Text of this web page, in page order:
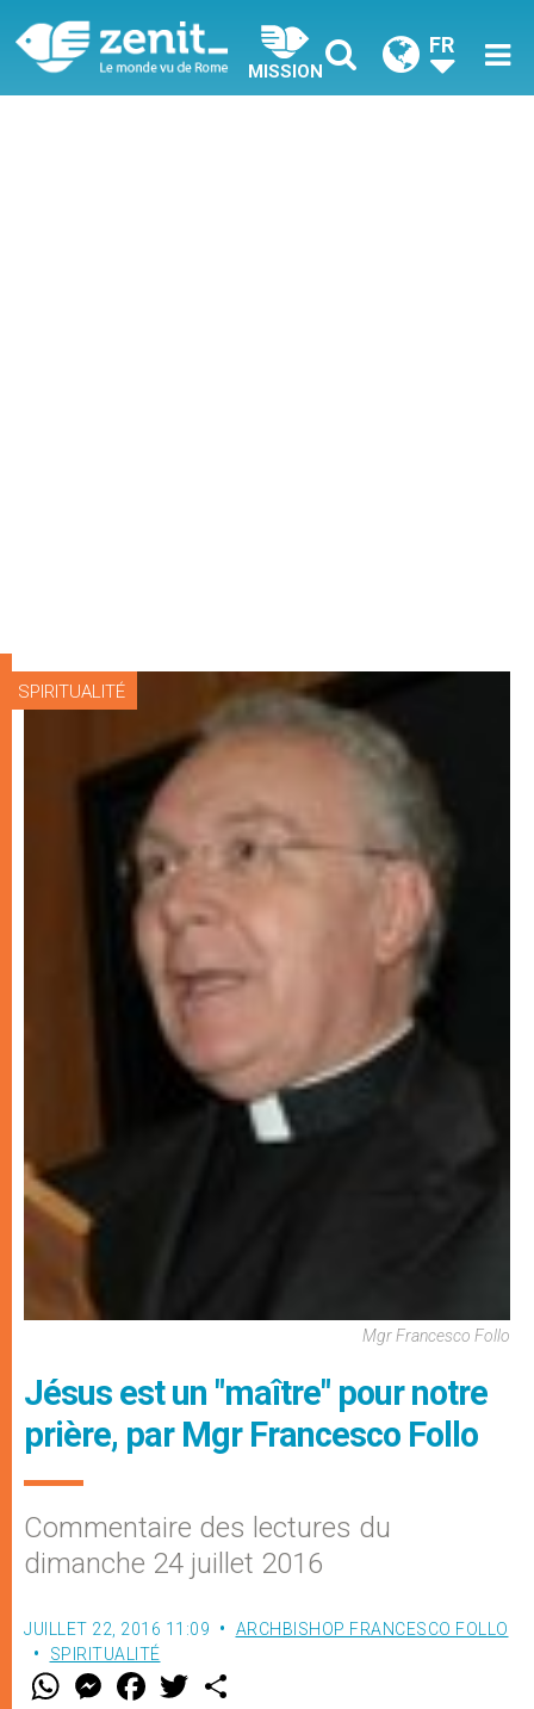
MISSION
FR
SPIRITUALITÉ
Mgr Francesco Follo
Jésus est un "maître" pour notre
prière, par Mgr Francesco Follo
Commentaire des lectures du
dimanche 24 juillet 2016
JUILLET 22, 2016 11:09
ARCHBISHOP FRANCESCO FOLLO
SPIRITUALITÉ
W M
e
F
a w